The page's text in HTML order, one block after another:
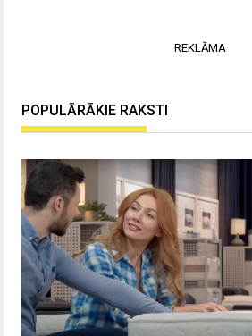
REKLĀMA
POPULĀRĀKIE RAKSTI